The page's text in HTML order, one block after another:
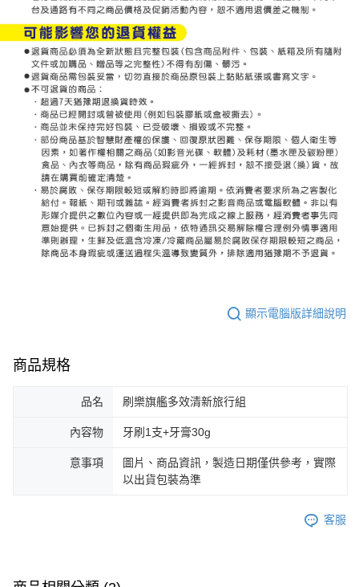
顯示電腦版詳細說明
商品規格
品名 刷樂旗艦多效清新旅行組
內容物 牙刷1支+牙膏30g
意事項
圖片、商品資訊，製造日期僅供參考，實際
以出貨包裝為準
客服